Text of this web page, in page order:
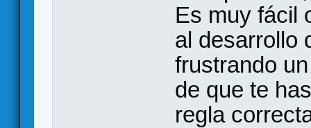
Es muy fácil
al desarrollo
frustrando
de que te
regla